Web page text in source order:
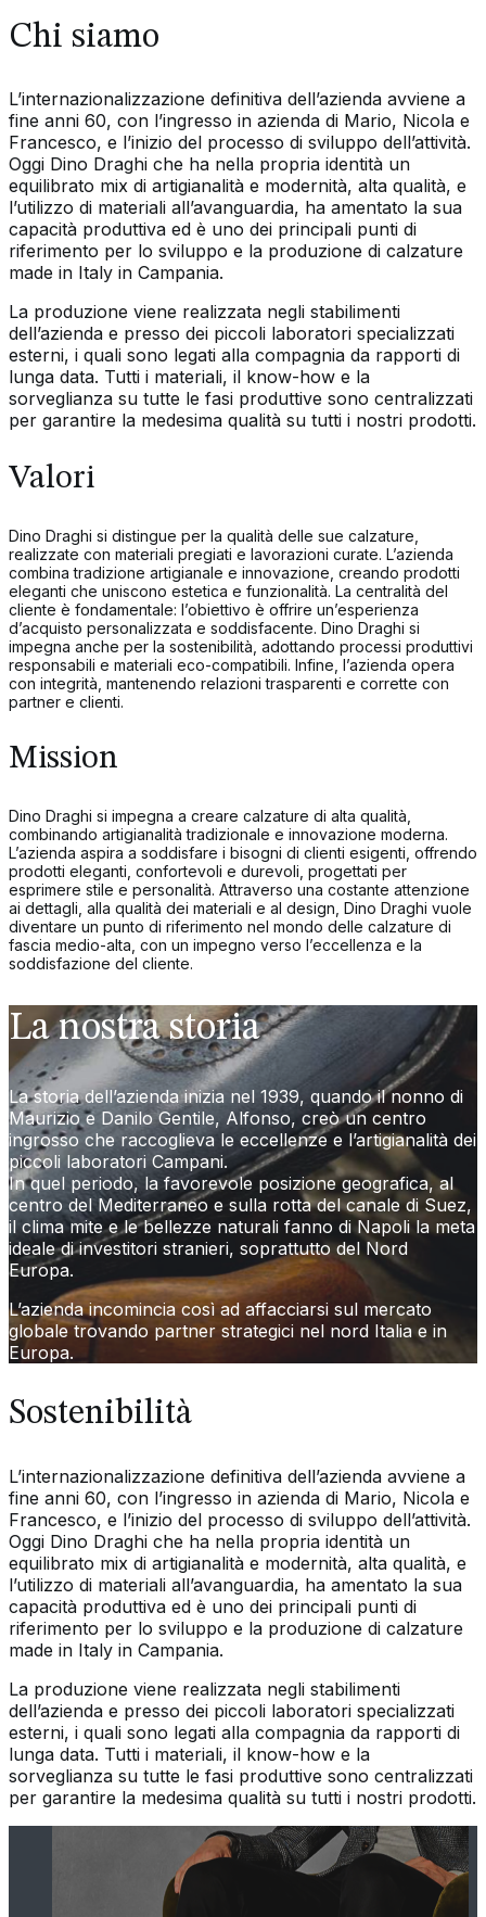
Chi siamo
L’internazionalizzazione definitiva dell’azienda avviene a
fine anni 60, con l’ingresso in azienda di Mario, Nicola e
Francesco, e l’inizio del processo di sviluppo dell’attività.
Oggi Dino Draghi che ha nella propria identità un
equilibrato mix di artigianalità e modernità, alta qualità, e
l’utilizzo di materiali all’avanguardia, ha amentato la sua
capacità produttiva ed è uno dei principali punti di
riferimento per lo sviluppo e la produzione di calzature
made in Italy in Campania.
La produzione viene realizzata negli stabilimenti
dell’azienda e presso dei piccoli laboratori specializzati
esterni, i quali sono legati alla compagnia da rapporti di
lunga data. Tutti i materiali, il know-how e la
sorveglianza su tutte le fasi produttive sono centralizzati
per garantire la medesima qualità su tutti i nostri prodotti.
Valori
Dino Draghi si distingue per la qualità delle sue calzature,
realizzate con materiali pregiati e lavorazioni curate. L’azienda
combina tradizione artigianale e innovazione, creando prodotti
eleganti che uniscono estetica e funzionalità. La centralità del
cliente è fondamentale: l’obiettivo è offrire un’esperienza
d’acquisto personalizzata e soddisfacente. Dino Draghi si
impegna anche per la sostenibilità, adottando processi produttivi
responsabili e materiali eco-compatibili. Infine, l’azienda opera
con integrità, mantenendo relazioni trasparenti e corrette con
partner e clienti.
Mission
Dino Draghi si impegna a creare calzature di alta qualità,
combinando artigianalità tradizionale e innovazione moderna.
L’azienda aspira a soddisfare i bisogni di clienti esigenti, offrendo
prodotti eleganti, confortevoli e durevoli, progettati per
esprimere stile e personalità. Attraverso una costante attenzione
ai dettagli, alla qualità dei materiali e al design, Dino Draghi vuole
diventare un punto di riferimento nel mondo delle calzature di
fascia medio-alta, con un impegno verso l’eccellenza e la
soddisfazione del cliente.
La nostra storia
La storia dell’azienda inizia nel 1939, quando il nonno di
Maurizio e Danilo Gentile, Alfonso, creò un centro
ingrosso che raccoglieva le eccellenze e l’artigianalità dei
piccoli laboratori Campani.
In quel periodo, la favorevole posizione geografica, al
centro del Mediterraneo e sulla rotta del canale di Suez,
il clima mite e le bellezze naturali fanno di Napoli la meta
ideale di investitori stranieri, soprattutto del Nord
Europa.
L’azienda incomincia così ad affacciarsi sul mercato
globale trovando partner strategici nel nord Italia e in
Europa.
Sostenibilità
L’internazionalizzazione definitiva dell’azienda avviene a
fine anni 60, con l’ingresso in azienda di Mario, Nicola e
Francesco, e l’inizio del processo di sviluppo dell’attività.
Oggi Dino Draghi che ha nella propria identità un
equilibrato mix di artigianalità e modernità, alta qualità, e
l’utilizzo di materiali all’avanguardia, ha amentato la sua
capacità produttiva ed è uno dei principali punti di
riferimento per lo sviluppo e la produzione di calzature
made in Italy in Campania.
La produzione viene realizzata negli stabilimenti
dell’azienda e presso dei piccoli laboratori specializzati
esterni, i quali sono legati alla compagnia da rapporti di
lunga data. Tutti i materiali, il know-how e la
sorveglianza su tutte le fasi produttive sono centralizzati
per garantire la medesima qualità su tutti i nostri prodotti.